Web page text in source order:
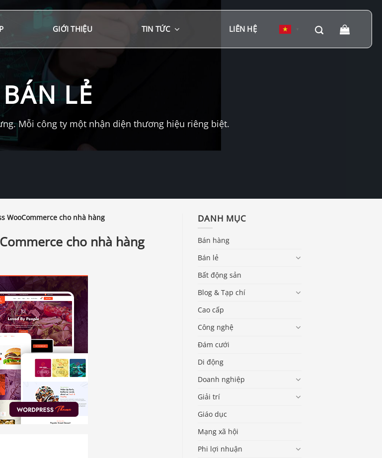
GIỚI THIỆU TIN TỨC LIÊN HỆ
BÁN LẺ
Mỗi công ty một nhận diện thương hiệu riêng biệt.
WooCommerce cho nhà hàng
cho nhà hàng
DANH MỤC
Bán hàng
Bán lẻ
Bất động sản
Blog & Tạp chí
Cao cấp
Công nghệ
Đám cưới
Di động
Doanh nghiệp
Giải trí
Giáo dục
Mạng xã hội
Phi lợi nhuận